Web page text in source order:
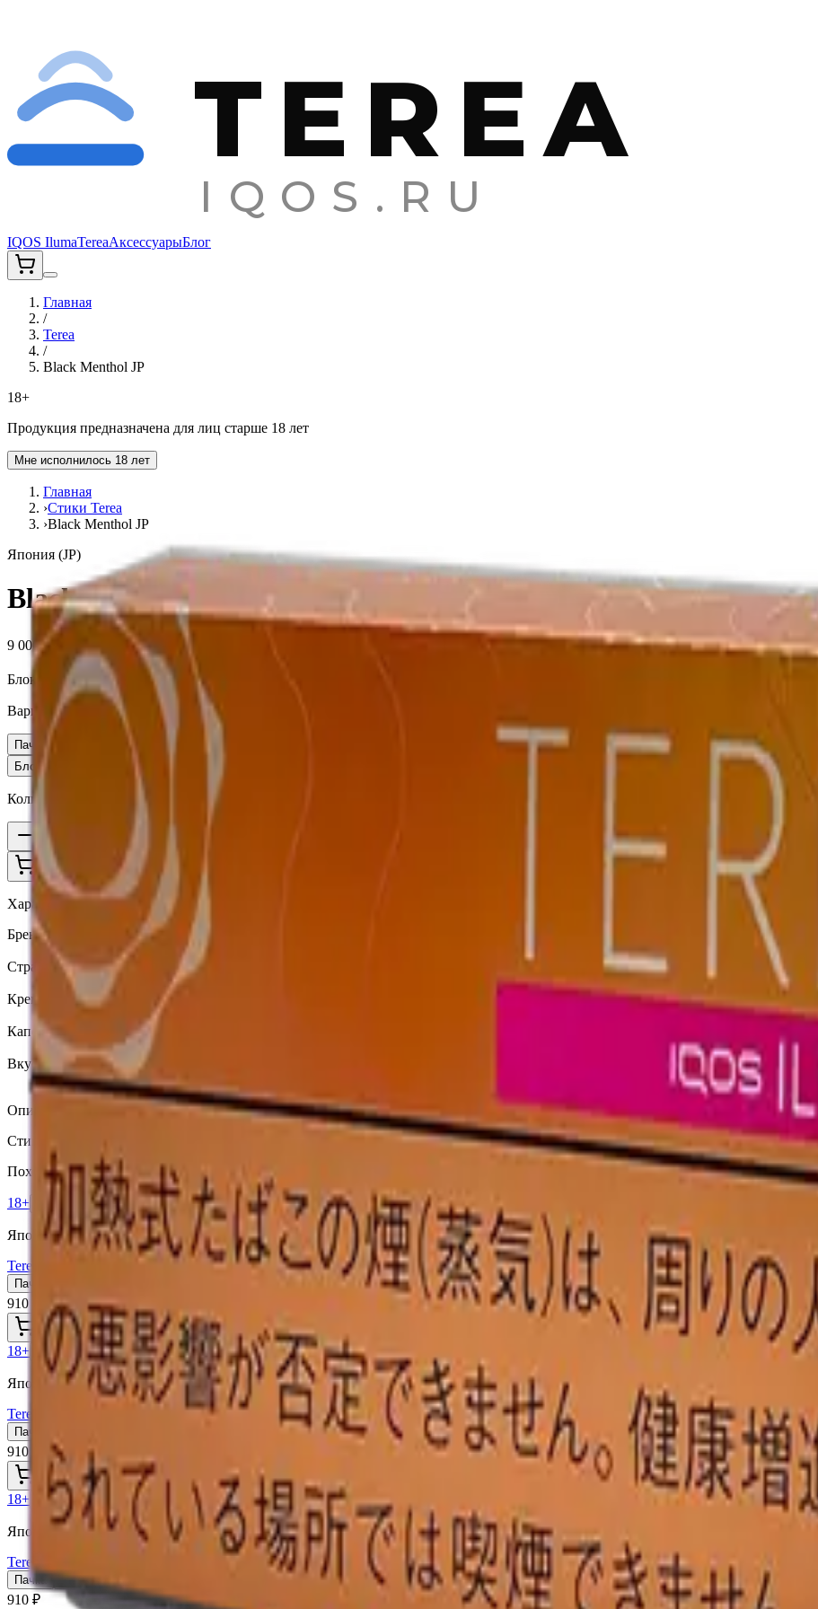
TEREA
IQOS.RU
IQOS IlumaTereaАксессуарыБлог
Главная
/
Terea
/
Black Menthol JP
18+
Продукция предназначена для лиц старше 18 лет
Мне исполнилось 18 лет
Главная
›Стики Terea
›Black Menthol JP
Япония (JP)
Black Menthol JP
9 000 ₽
Блок (10 пачек): 910 ₽
Вариант
Пачка
Блок × 10
Количество
1
В корзину — 910 ₽
Характеристики
Бренд
Terea
Страна
Япония
Крепость
Капсула
Нет
Вкусы
Ментол
Описание
Стики TEREA Black Menthol для IQOS ILUMA — насыщенный табак с глубоким ментолом — Япония.
Похожие товары
18+ Мне исполнилось 18 лет
Япония (JP)
Terea Fusion Menthol JP
Пачка
910 ₽
В корзину
18+ Мне исполнилось 18 лет
Япония (JP)
Terea Black Yellow Menthol JP
Пачка
910 ₽
В корзину
18+ Мне исполнилось 18 лет
Япония (JP)
Terea Black Purple Menthol JP
Пачка Блок×10
910 ₽